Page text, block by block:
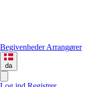
BegivenhederArrangører
da